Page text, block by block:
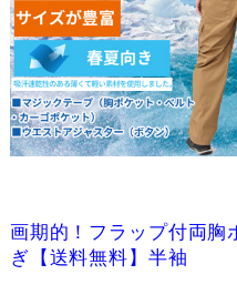
画期的！フラップ付両胸
ぎ【送料無料】半袖